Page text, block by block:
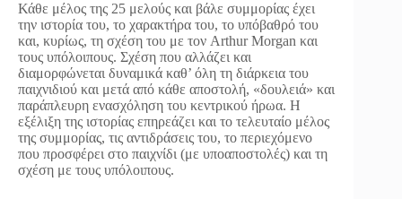
Κάθε μέλος της 25 μελούς και βάλε συμμορίας έχει
την ιστορία του, το χαρακτήρα του, το υπόβαθρό του
και, κυρίως, τη σχέση του με τον Arthur Morgan και
τους υπόλοιπους. Σχέση που αλλάζει και
διαμορφώνεται δυναμικά καθ’ όλη τη διάρκεια του
παιχνιδιού και μετά από κάθε αποστολή, «δουλειά» και
παράπλευρη ενασχόληση του κεντρικού ήρωα. Η
εξέλιξη της ιστορίας επηρεάζει και το τελευταίο μέλος
της συμμορίας, τις αντιδράσεις του, το περιεχόμενο
που προσφέρει στο παιχνίδι (με υποαποστολές) και τη
σχέση με τους υπόλοιπους.